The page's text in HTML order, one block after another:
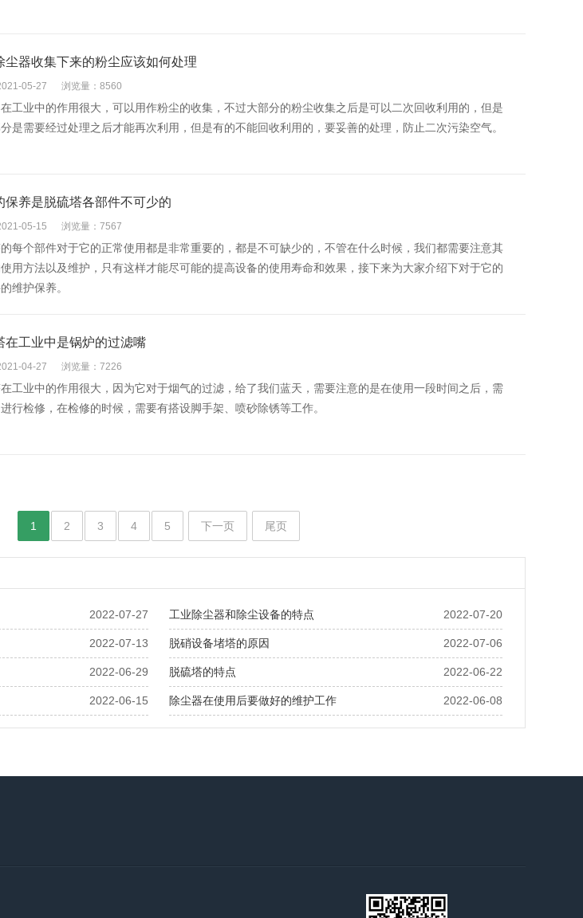
尘器收集下来的粉尘应该如何处理
05-27 浏览量：8560
工业中的作用很大，可以用作粉尘的收集，不过大部分的粉尘收集之后是可以二次回收利用的，但是
是需要经过处理之后才能再次利用，但是有的不能回收利用的，要妥善的处理，防止二次污染空气。
保养是脱硫塔各部件不可少的
05-15 浏览量：7567
每个部件对于它的正常使用都是非常重要的，都是不可缺少的，不管在什么时候，我们都需要注意其
用方法以及维护，只有这样才能尽可能的提高设备的使用寿命和效果，接下来为大家介绍下对于它的
维护保养。
在工业中是锅炉的过滤嘴
04-27 浏览量：7226
工业中的作用很大，因为它对于烟气的过滤，给了我们蓝天，需要注意的是在使用一段时间之后，需
行检修，在检修的时候，需要有搭设脚手架、喷砂除锈等工作。
1 2 3 4 5 下一页 尾页
2022-07-27 2022-07-20
工业除尘器和除尘设备的特点
2022-07-13 2022-07-06
脱硝设备堵塔的原因
2022-06-29 2022-06-22
脱硫塔的特点
2022-06-15 2022-06-08
除尘器在使用后要做好的维护工作